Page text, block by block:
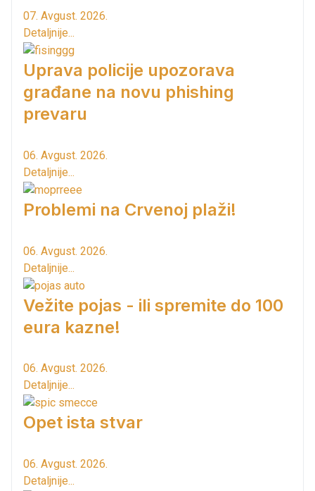
07. Avgust. 2026.
Detaljnije...
Uprava policije upozorava
građane na novu phishing
prevaru
06. Avgust. 2026.
Detaljnije...
Problemi na Crvenoj plaži!
06. Avgust. 2026.
Detaljnije...
Vežite pojas - ili spremite do 100
eura kazne!
06. Avgust. 2026.
Detaljnije...
Opet ista stvar
06. Avgust. 2026.
Detaljnije...